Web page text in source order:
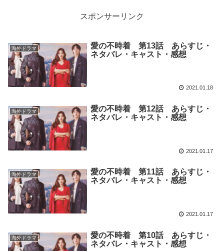
スポンサーリンク
海外ドラマ
愛の不時着 第13話 あらすじ・
ネタバレ・キャスト・感想
2021.01.18
海外ドラマ
愛の不時着 第12話 あらすじ・
ネタバレ・キャスト・感想
2021.01.17
海外ドラマ
愛の不時着 第11話 あらすじ・
ネタバレ・キャスト・感想
2021.01.17
海外ドラマ
愛の不時着 第10話 あらすじ・
ネタバレ・キャスト・感想